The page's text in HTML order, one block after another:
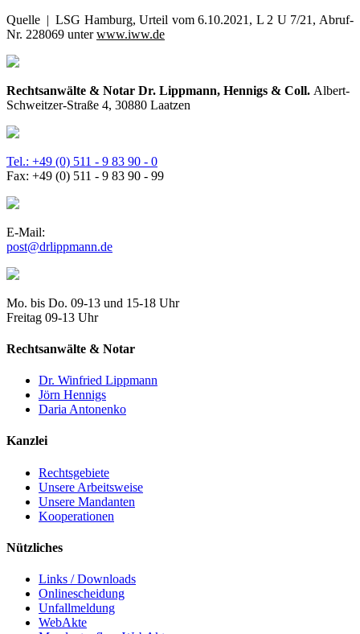
Quelle | LSG Hamburg, Urteil vom 6.10.2021, L 2 U 7/21, Abruf-
Nr. 228069 unterwww.iww.de
Rechtsanwälte & Notar Dr. Lippmann, Hennigs & Coll. Albert-
Schweitzer-Straße 4, 30880 Laatzen
Tel.: +49 (0) 511 - 9 83 90 - 0
Fax: +49 (0) 511 - 9 83 90 - 99
E-Mail:
post@drlippmann.de
Mo. bis Do. 09-13 und 15-18 Uhr
Freitag 09-13 Uhr
Rechtsanwälte & Notar
Dr. Winfried Lippmann
Jörn Hennigs
Daria Antonenko
Kanzlei
Rechtsgebiete
Unsere Arbeitsweise
Unsere Mandanten
Kooperationen
Nützliches
Links / Downloads
Onlinescheidung
Unfallmeldung
WebAkte